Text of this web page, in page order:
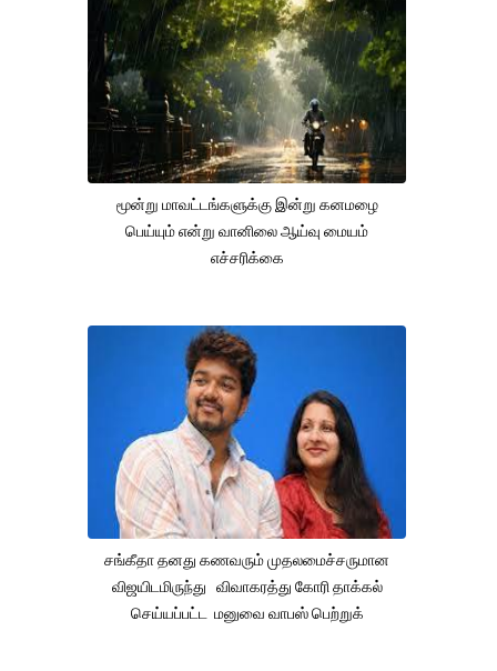
மூன்று மாவட்டங்களுக்கு இன்று கனமழை
பெய்யும் என்று வானிலை ஆய்வு மையம்
எச்சரிக்கை
சங்கீதா தனது கணவரும் முதலமைச்சருமான
விஜயிடமிருந்து விவாகரத்து கோரி தாக்கல்
செய்யப்பட்ட மனுவை வாபஸ் பெற்றுக்